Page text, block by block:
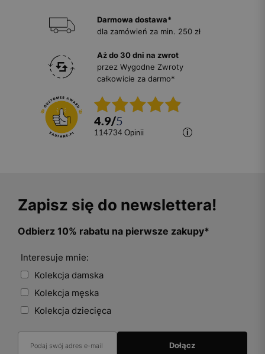
Darmowa dostawa*
dla zamówień za min. 250 zł
Aż do 30 dni na zwrot
przez Wygodne Zwroty
całkowicie za darmo*
4.9/5
114734 opinii
Zapisz się do newslettera!
Odbierz 10% rabatu na pierwsze zakupy*
Interesuje mnie:
Kolekcja damska
Kolekcja męska
Kolekcja dziecięca